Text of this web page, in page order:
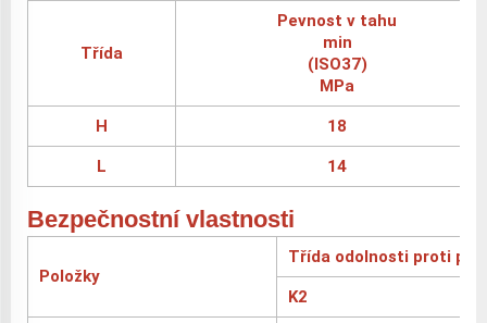
Třída
Pevnost v tahu
min
(ISO37)
MPa
H 18
L 14
Bezpečnostní vlastnosti
Položky
Třída odolnosti proti
K2